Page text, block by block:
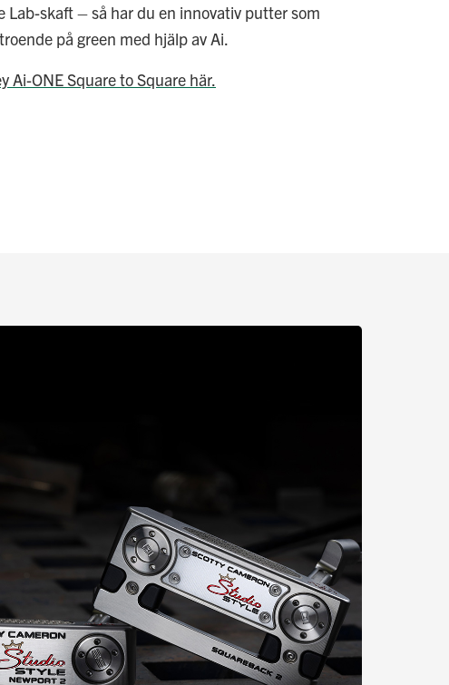
Lab-skaft – så har du en innovativ putter som
på green med hjälp av Ai.
Ai-ONE Square to Square här.